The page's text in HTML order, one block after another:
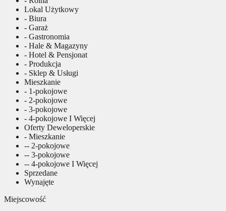
Lokal Użytkowy
- Biura
- Garaż
- Gastronomia
- Hale & Magazyny
- Hotel & Pensjonat
- Produkcja
- Sklep & Usługi
Mieszkanie
- 1-pokojowe
- 2-pokojowe
- 3-pokojowe
- 4-pokojowe I Więcej
Oferty Deweloperskie
- Mieszkanie
-- 2-pokojowe
-- 3-pokojowe
-- 4-pokojowe I Więcej
Sprzedane
Wynajęte
Miejscowość